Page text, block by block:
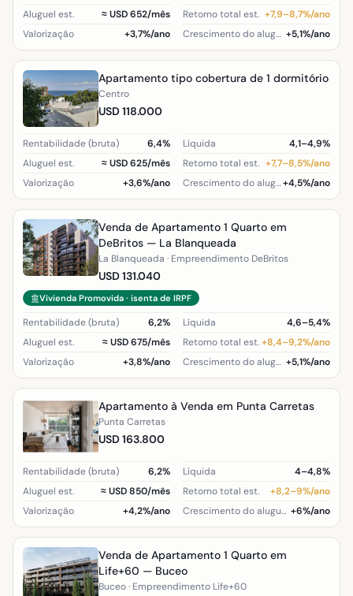
Aluguel est.
≈ USD 652/mês Retorno total est. +7,9–8,7%/ano
Valorização
+3,7%/ano Crescimento do aluguel (região) +5,1%/ano
Apartamento tipo cobertura de 1 dormitório
Centro
USD 118.000
Rentabilidade (bruta) 6,4% Líquida
4,1–4,9%
Aluguel est.
≈ USD 625/mês Retorno total est. +7,7–8,5%/ano
Valorização
+3,6%/ano Crescimento do aluguel (região)+4,5%/ano
Venda de Apartamento 1 Quarto em
DeBritos — La Blanqueada
La Blanqueada · Empreendimento DeBritos
USD 131.040
Vivienda Promovida · isenta de IRPF
Rentabilidade (bruta) 6,2% Líquida
4,6–5,4%
Aluguel est.
≈ USD 675/mês Retorno total est.+8,4–9,2%/ano
Valorização
+3,8%/ano Crescimento do aluguel (região) +5,1%/ano
Apartamento à Venda em Punta Carretas
Punta Carretas
USD 163.800
Rentabilidade (bruta) 6,2% Líquida
4–4,8%
Aluguel est.
≈ USD 850/mês Retorno total est.
+8,2–9%/ano
Valorização
+4,2%/ano Crescimento do aluguel (região) +6%/ano
Venda de Apartamento 1 Quarto em
Life+60 — Buceo
Buceo · Empreendimento Life+60